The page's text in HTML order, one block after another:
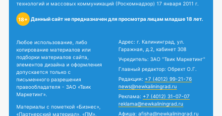
технологий и массовых коммуникаций (Роскомнадзор) 17 января 2011 г.
18+ Данный сайт не предназначен для просмотра лицам младше 18 лет.
Любое использование, либо
копирование материалов или
подборки материалов сайта,
элементов дизайна и оформления
допускается только с
письменного разрешения
правообладателя - ЗАО «Твик
Маркетинг».
Материалы с пометкой «Бизнес»,
«Партнерский материал», «ПМ»,
Адрес: г. Калининград, ул.
Гаражная, д.2, кабинет 308
Учредитель: ЗАО "Твик Маркетинг"
Главный редактор: Обрехт О.Г.
Редакция: +7 (4012) 99-21-76
news@newkaliningrad.ru
Реклама: +7 (4012) 31-07-07
reklama@newkaliningrad.ru
Афиша: afisha@newkaliningrad.ru